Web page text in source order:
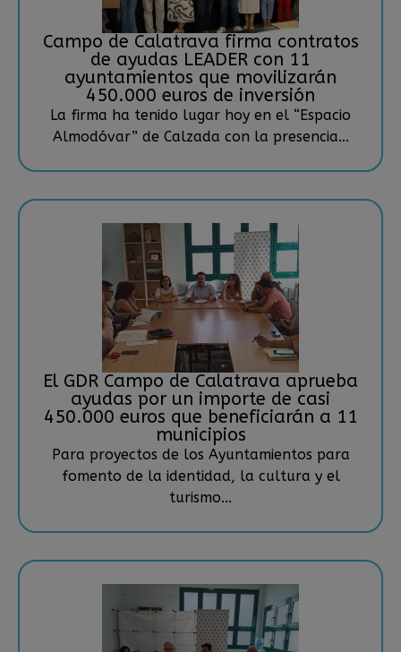
Campo de Calatrava firma contratos
de ayudas LEADER con 11
ayuntamientos que movilizarán
450.000 euros de inversión
La firma ha tenido lugar hoy en el “Espacio
Almodóvar” de Calzada con la presencia...
El GDR Campo de Calatrava aprueba
ayudas por un importe de casi
450.000 euros que beneficiarán a 11
municipios
Para proyectos de los Ayuntamientos para
fomento de la identidad, la cultura y el
turismo...